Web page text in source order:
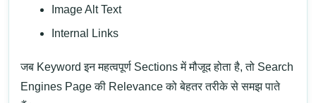
Image Alt Text
Internal Links
जब Keyword इन महत्वपूर्ण Sections में मौजूद होता है, तो Search
Engines Page की Relevance को बेहतर तरीके से समझ पाते